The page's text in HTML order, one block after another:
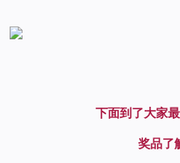
下面到了大家
奖品了